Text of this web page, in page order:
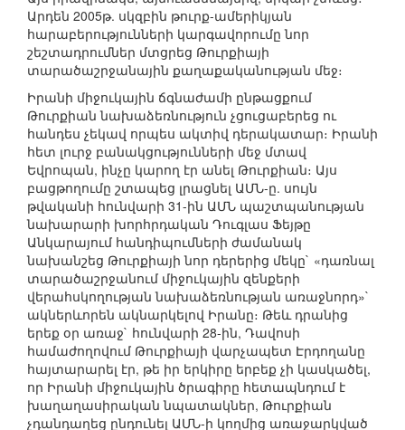
Արդեն 2005թ. սկզբին թուրք-ամերիկյան
հարաբերությունների կարգավորումը նոր
շեշտադրումներ մտցրեց Թուրքիայի
տարածաշրջանային քաղաքականության մեջ։
Իրանի միջուկային ճգնաժամի ընթացքում
Թուրքիան նախաձեռնություն չցուցաբերեց ու
հանդես չեկավ որպես ակտիվ դերակատար։ Իրանի
հետ լուրջ բանակցությունների մեջ մտավ
Եվրոպան, ինչը կարող էր անել Թուրքիան։ Այս
բացթողումը շտապեց լրացնել ԱՄՆ-ը. սույն
թվականի հունվարի 31-ին ԱՄՆ պաշտպանության
նախարարի խորհրդական Դուգլաս Ֆեյթը
Անկարայում հանդիպումների ժամանակ
նախանշեց Թուրքիայի նոր դերերից մեկը` «դառնալ
տարածաշրջանում միջուկային զենքերի
վերահսկողության նախաձեռնության առաջնորդ»`
ակներևորեն ակնարկելով Իրանը։ Թեև դրանից
երեք օր առաջ` հունվարի 28-ին, Դավոսի
համաժողովում Թուրքիայի վարչապետ Էրդողանը
հայտարարել էր, թե իր երկիրը երբեք չի կասկածել,
որ Իրանի միջուկային ծրագիրը հետապնդում է
խաղաղասիրական նպատակներ, Թուրքիան
չդանդաղեց ընդունել ԱՄՆ-ի կողմից առաջարկված